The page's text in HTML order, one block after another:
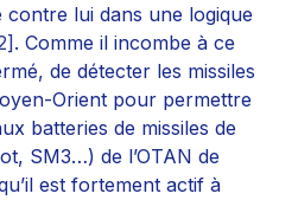
contre lui dans une logique
. Comme il incombe à ce
de détecter les missiles
Orient pour permettre
batteries de missiles de
SM3…) de l’OTAN de
est fortement actif à